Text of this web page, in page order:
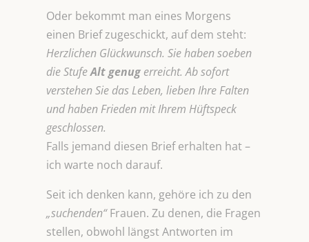
Oder bekommt man eines Morgens
einen Brief zugeschickt, auf dem steht:
Herzlichen Glückwunsch. Sie haben soeben
die StufeAlt genug erreicht. Ab sofort
verstehen Sie das Leben, lieben Ihre Falten
und haben Frieden mit Ihrem Hüftspeck
geschlossen.
Falls jemand diesen Brief erhalten hat –
ich warte noch darauf.
Seit ich denken kann, gehöre ich zu den
„suchenden“ Frauen. Zu denen, die Fragen
stellen, obwohl längst Antworten im